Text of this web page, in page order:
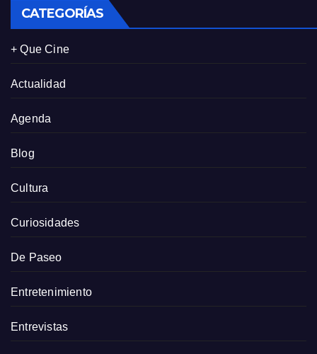
CATEGORÍAS
+ Que Cine
Actualidad
Agenda
Blog
Cultura
Curiosidades
De Paseo
Entretenimiento
Entrevistas